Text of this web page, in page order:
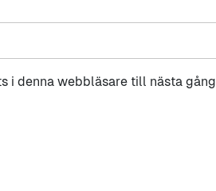
i denna webbläsare till nästa gång